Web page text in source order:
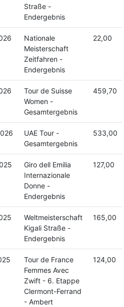
Straße -
Endergebnis
Nationale
Meisterschaft
Zeitfahren -
Endergebnis
22,00
Tour de Suisse
Women -
Gesamtergebnis
459,70
UAE Tour -
Gesamtergebnis
533,00
Giro dell Emilia
Internazionale
Donne -
Endergebnis
127,00
Weltmeisterschaft
Kigali Straße -
Endergebnis
165,00
Tour de France
Femmes Avec
Zwift - 6. Etappe
Clermont-Ferrand
- Ambert
124,00